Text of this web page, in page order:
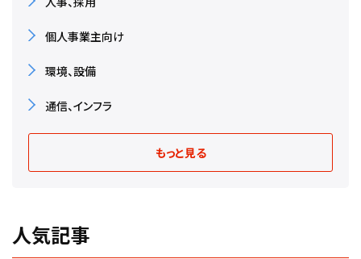
個人事業主向け
環境、設備
通信、インフラ
もっと見る
人気記事